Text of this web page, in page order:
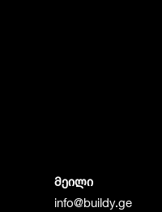
მეილი
info@buildy.ge